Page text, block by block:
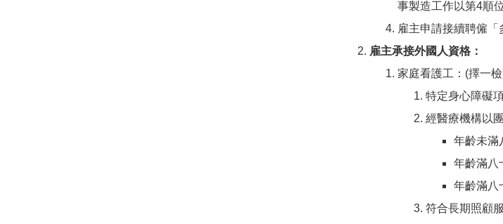
事製造工作以第4順
雇主申請接續聘僱「
雇主承接外國人資格：
家庭看護工：(擇一
特定身心障礙
經醫療機構以
年齡未滿
年齡滿八
年齡滿八
符合長期照顧